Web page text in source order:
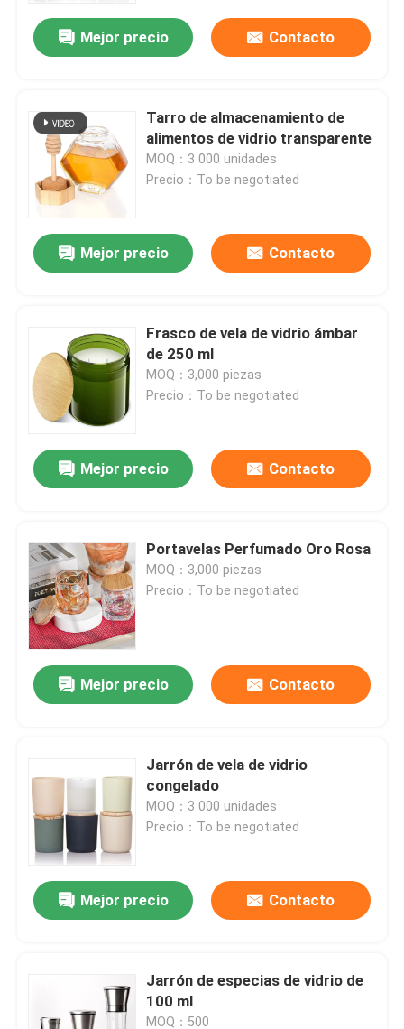
Inicio
Sobre nosotros
Mejor precio Contacto
Tarro de almacenamiento de
alimentos de vidrio transparente
MOQ：3 000 unidades
Precio：To be negotiated
Mejor precio Contacto
Frasco de vela de vidrio ámbar
de 250 ml
MOQ：3,000 piezas
Precio：To be negotiated
Mejor precio Contacto
Portavelas Perfumado Oro Rosa
MOQ：3,000 piezas
Precio：To be negotiated
Mejor precio Contacto
Jarrón de vela de vidrio
congelado
MOQ：3 000 unidades
Precio：To be negotiated
Mejor precio Contacto
Jarrón de especias de vidrio de
100 ml
MOQ：500